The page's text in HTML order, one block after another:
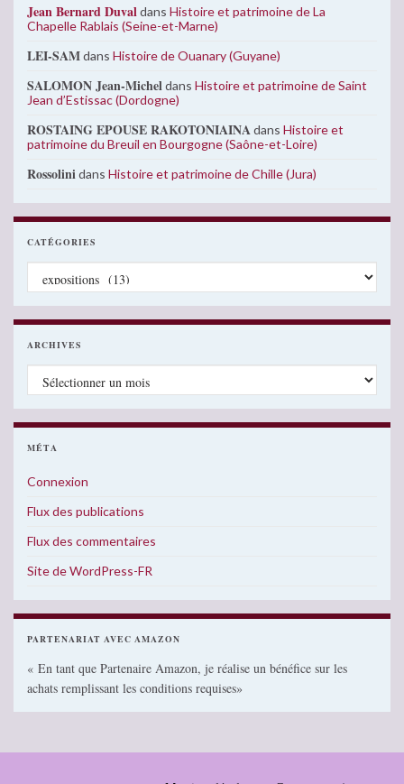
Jean Bernard Duvaldans Histoire et patrimoine de La
Chapelle Rablais (Seine-et-Marne)
LEI-SAMdans Histoire de Ouanary (Guyane)
SALOMON Jean-Micheldans Histoire et patrimoine de Saint
Jean d’Estissac (Dordogne)
ROSTAING EPOUSE RAKOTONIAINAdans Histoire et
patrimoine du Breuil en Bourgogne (Saône-et-Loire)
Rossolinidans Histoire et patrimoine de Chille (Jura)
CATÉGORIES
ARCHIVES
MÉTA
Connexion
Flux des publications
Flux des commentaires
Site de WordPress-FR
PARTENARIAT AVEC AMAZON
« En tant que Partenaire Amazon, je réalise un bénéfice sur les
achats remplissant les conditions requises»